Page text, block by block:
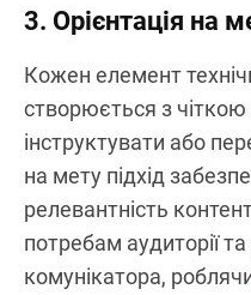
3. Орієнтація на
Кожен елемент
створюється з
інструктувати або
на мету підхід
релевантність
потребам аудиторії
комунікатора,